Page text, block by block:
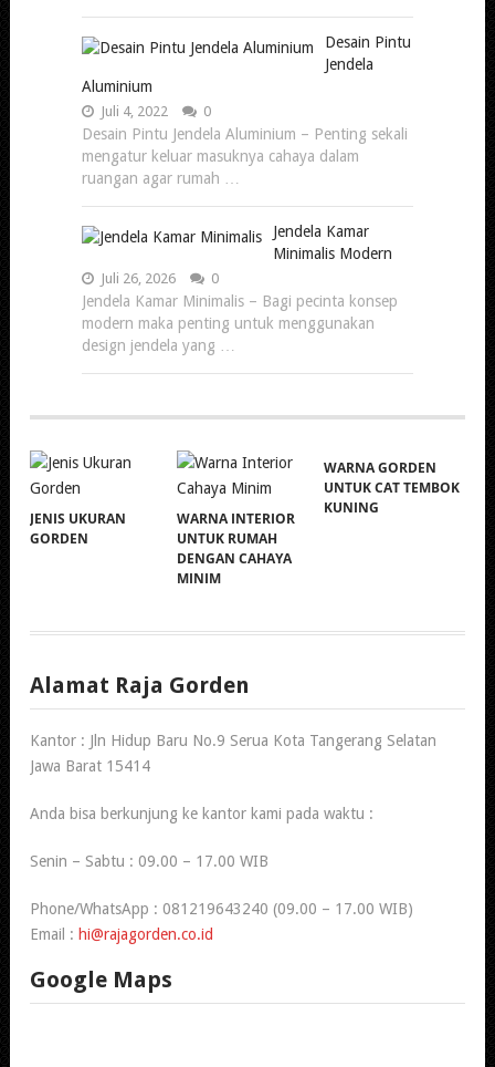
Desain Pintu
Jendela
Aluminium
Juli 4, 2022 0
Desain Pintu Jendela Aluminium – Penting sekali
mengatur keluar masuknya cahaya dalam
ruangan agar rumah …
Jendela Kamar
Minimalis Modern
Juli 26, 2026 0
Jendela Kamar Minimalis – Bagi pecinta konsep
modern maka penting untuk menggunakan
design jendela yang …
JENIS UKURAN
GORDEN
WARNA INTERIOR
UNTUK RUMAH
DENGAN CAHAYA
MINIM
WARNA GORDEN
UNTUK CAT TEMBOK
KUNING
Alamat Raja Gorden
Kantor : Jln Hidup Baru No.9 Serua Kota Tangerang Selatan
Jawa Barat 15414
Anda bisa berkunjung ke kantor kami pada waktu :
Senin – Sabtu : 09.00 – 17.00 WIB
Phone/WhatsApp : 081219643240 (09.00 – 17.00 WIB)
Email : hi@rajagorden.co.id
Google Maps